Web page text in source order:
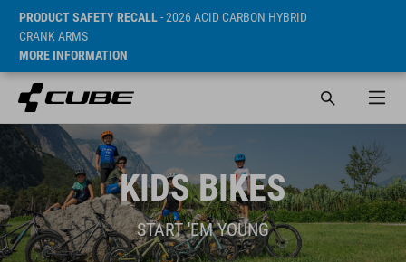
PRODUCT SAFETY RECALL- 2026 ACID CARBON HYBRID
CRANK ARMS
MORE INFORMATION
KIDS BIKES
START 'EM YOUNG